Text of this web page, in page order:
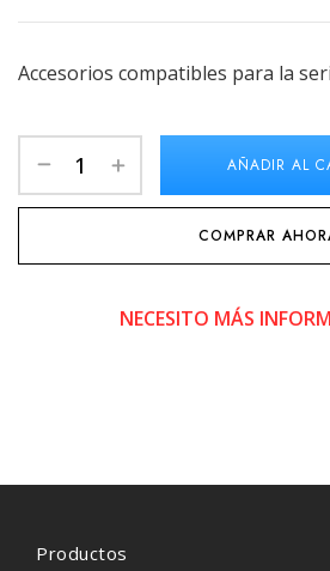
Accesorios compatibles para la
AÑADIR AL
COMPRAR
NECESITO MÁS
Productos